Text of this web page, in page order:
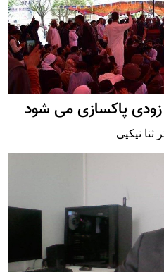
پاکسازی می شود
ثنا نیکپی